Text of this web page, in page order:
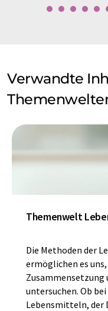
Verwandte
Themenwelt
Die Methoden der
ermöglichen es
Zusammensetzung
untersuchen. Ob
Lebensmitteln, der